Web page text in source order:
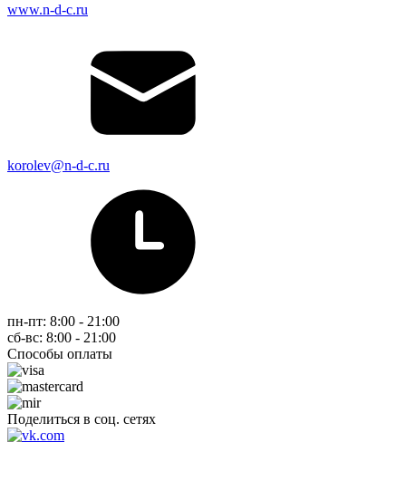
www.n-d-c.ru
korolev@n-d-c.ru
пн-пт: 8:00 - 21:00
сб-вс: 8:00 - 21:00
Способы оплаты
Поделиться в соц. сетях